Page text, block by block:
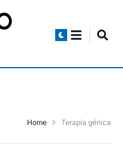
Home Terapia génica